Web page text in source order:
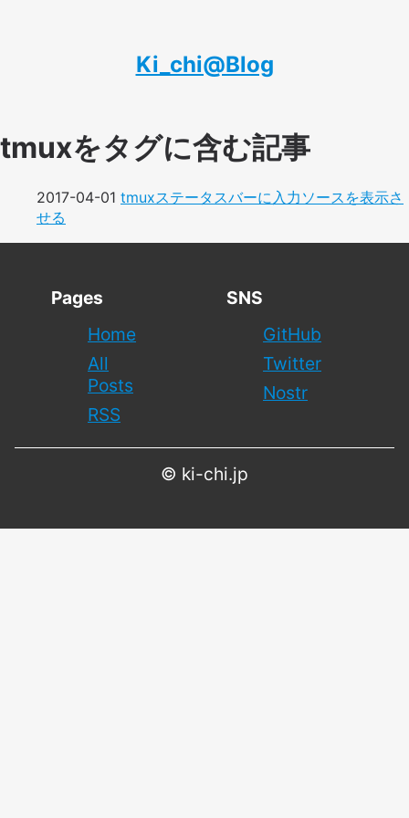
Ki_chi@Blog
tmuxをタグに含む記事
2017-04-01 tmuxステータスバーに入力ソースを表示さ
せる
Pages
Home
All
Posts
RSS
SNS
GitHub
Twitter
Nostr
© ki-chi.jp